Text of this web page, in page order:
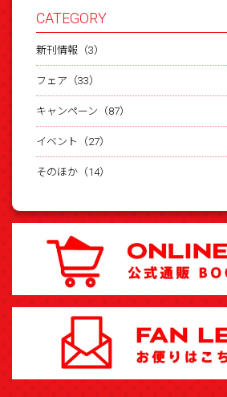
CATEGORY
新刊情報（3）
フェア（33）
キャンペーン（87）
イベント（27）
そのほか（14）